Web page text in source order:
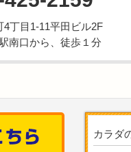
丁目1-11平田ビル2F
南口から、徒歩１分
カラダ